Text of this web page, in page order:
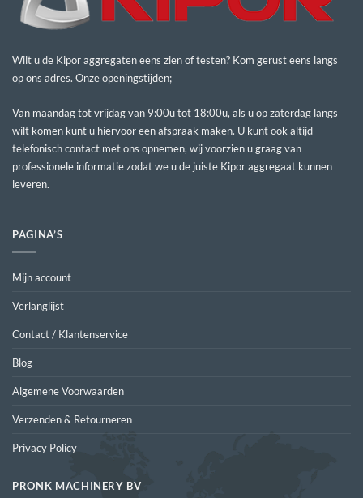
Wilt u de Kipor aggregaten eens zien of testen? Kom gerust eens langs
op ons adres. Onze openingstijden;
Van maandag tot vrijdag van 9:00u tot 18:00u, als u op zaterdag langs
wilt komen kunt u hiervoor een afspraak maken. U kunt ook altijd
telefonisch contact met ons opnemen, wij voorzien u graag van
professionele informatie zodat we u de juiste Kipor aggregaat kunnen
leveren.
PAGINA’S
Mijn account
Verlanglijst
Contact / Klantenservice
Blog
Algemene Voorwaarden
Verzenden & Retourneren
Privacy Policy
PRONK MACHINERY BV